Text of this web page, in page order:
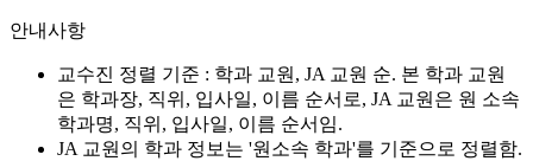
안내사항
교수진 정렬 기준 : 학과 교원, JA 교원 순. 본 학과 교원
은 학과장, 직위, 입사일, 이름 순서로, JA 교원은 원 소속
학과명, 직위, 입사일, 이름 순서임.
JA 교원의 학과 정보는 '원소속 학과'를 기준으로 정렬함.